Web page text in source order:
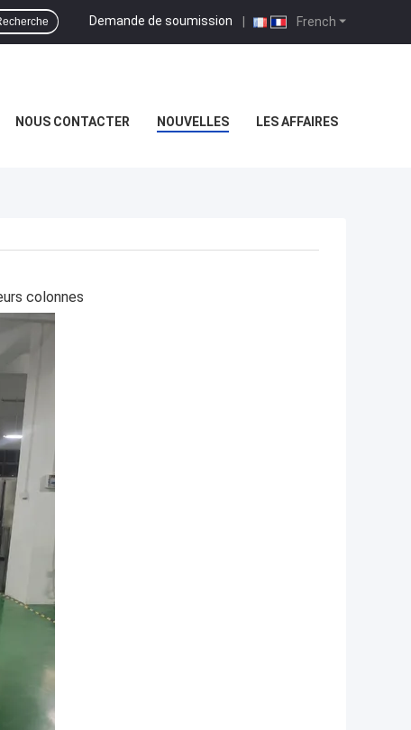
French
Demande de soumission |
NOUS CONTACTER NOUVELLES LES AFFAIRES
colonnes